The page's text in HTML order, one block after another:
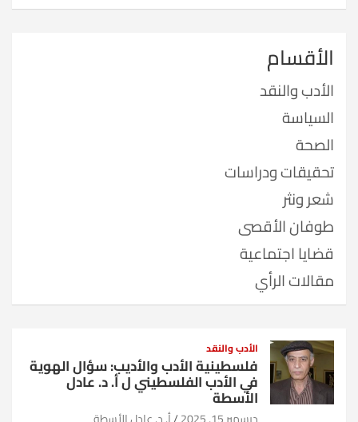
الأقسام
الأدب والنقد
السياسة
الصحة
تحقيقات ودراسات
شعر ونثر
طوفان الأقصى
قضايا اجتماعية
مقالات الرأي
الأدب والنقد
فلسطينية الأدب والأديب: سؤال الهوية
في الأدب الفلسطيني ل أ. د. عادل
الأسطة